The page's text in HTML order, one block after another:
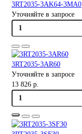
3RT2035-3AK64-3MA0
Уточняйте в запросе
3RT2035-3AR60
Уточняйте в запросе
13 826 р.